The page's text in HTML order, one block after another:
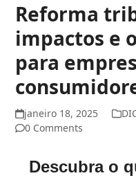
Reforma
impactos e
para
janeiro 18, 2025
0 Comments
Descubra o